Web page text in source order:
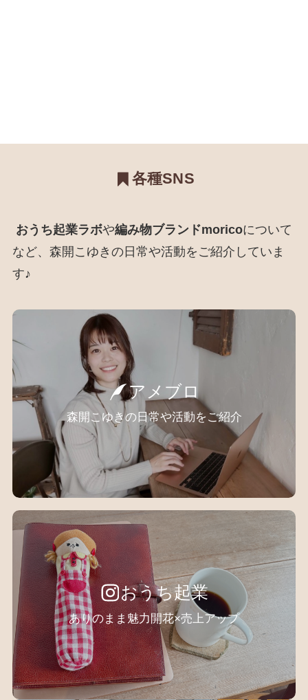
各種SNS
おうち起業ラボや編み物ブランドmoricoについて
など、森開こゆきの日常や活動をご紹介していま
す♪
アメブロ
森開こゆきの日常や活動をご紹介
おうち起業
ありのまま魅力開花×売上アップ